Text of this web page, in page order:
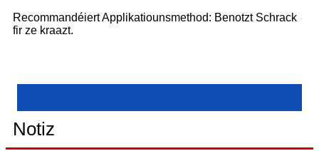
Recommandéiert Applikatiounsmethod: Benotzt Schrack
fir ze kraazt.
Notiz